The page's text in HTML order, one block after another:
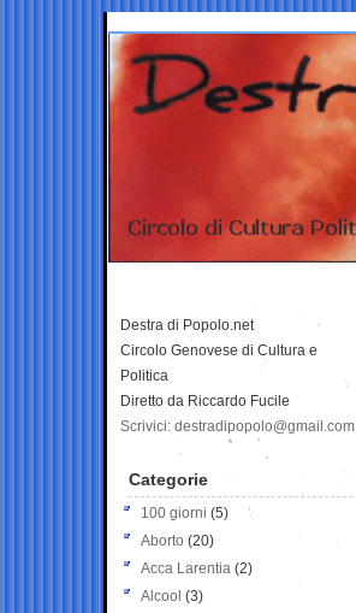
Destra di Popolo.net
Circolo Genovese di Cultura e
Politica
Diretto da Riccardo Fucile
Scrivici: destradipopolo@gmail.com
Categorie
100 giorni (5)
Aborto (20)
Acca Larentia (2)
Alcool (3)